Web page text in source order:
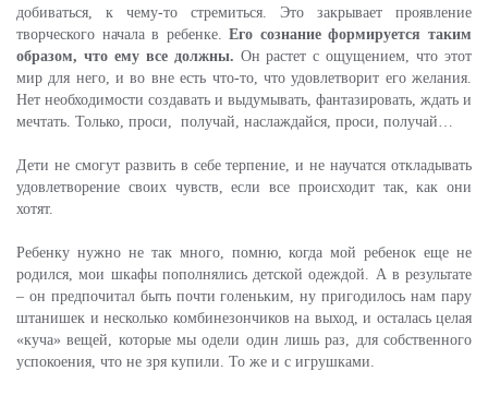
добиваться, к чему-то стремиться. Это закрывает проявление
творческого начала в ребенке.Его сознание формируется таким
образом, что ему все должны. Он растет с ощущением, что этот
мир для него, и во вне есть что-то, что удовлетворит его желания.
Нет необходимости создавать и выдумывать, фантазировать, ждать и
мечтать. Только, проси, получай, наслаждайся, проси, получай…
Дети не смогут развить в себе терпение, и не научатся откладывать
удовлетворение своих чувств, если все происходит так, как они
хотят.
Ребенку нужно не так много, помню, когда мой ребенок еще не
родился, мои шкафы пополнялись детской одеждой. А в результате
– он предпочитал быть почти голеньким, ну пригодилось нам пару
штанишек и несколько комбинезончиков на выход, и осталась целая
«куча» вещей, которые мы одели один лишь раз, для собственного
успокоения, что не зря купили. То же и с игрушками.